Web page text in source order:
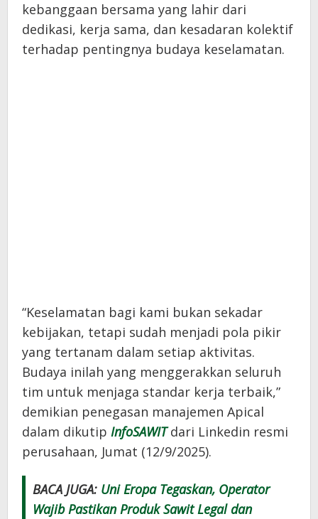
kebanggaan bersama yang lahir dari
dedikasi, kerja sama, dan kesadaran kolektif
terhadap pentingnya budaya keselamatan.
“Keselamatan bagi kami bukan sekadar
kebijakan, tetapi sudah menjadi pola pikir
yang tertanam dalam setiap aktivitas.
Budaya inilah yang menggerakkan seluruh
tim untuk menjaga standar kerja terbaik,”
demikian penegasan manajemen Apical
dalam dikutip InfoSAWITdari Linkedin resmi
perusahaan, Jumat (12/9/2025).
BACA JUGA: Uni Eropa Tegaskan, Operator
Wajib Pastikan Produk Sawit Legal dan